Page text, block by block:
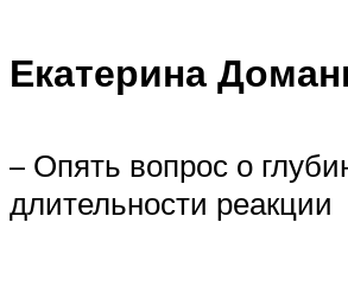
Екатерина
– Опять вопрос о
длительности реакции